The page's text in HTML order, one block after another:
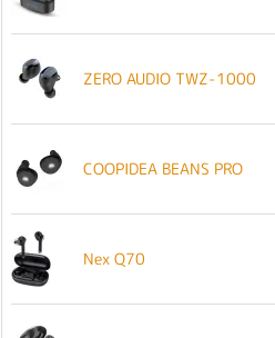
ZERO AUDIO TWZ-1000
COOPIDEA BEANS PRO
Nex Q70